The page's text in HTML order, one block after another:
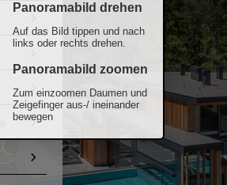
Panoramabild drehen
Auf das Bild tippen und nach
links oder rechts drehen.
Panoramabild zoomen
Zum einzoomen Daumen und
Zeigefinger aus-/ ineinander
bewegen